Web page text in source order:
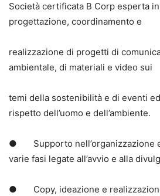
Società certificata B Corp esperta
progettazione, coordinamento e
realizzazione di progetti di
ambientale, di materiali e video sui
temi della sostenibilità e di eventi
rispetto dell’uomo e dell’ambiente.
● Supporto nell’organizzazione
varie fasi legate all’avvio e alla
● Copy, ideazione e